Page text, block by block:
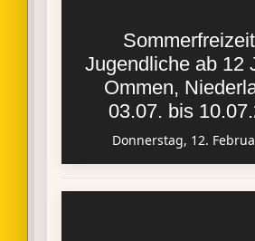
Jugendliche ab 12
Ommen,
03.07. bis
Donnerstag, 12.